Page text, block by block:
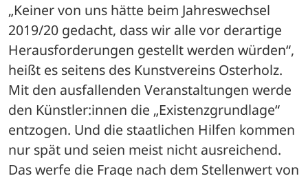
„Keiner von uns hätte beim Jahreswechsel
2019/20 gedacht, dass wir alle vor derartige
Herausforderungen gestellt werden würden“,
heißt es seitens des Kunstvereins Osterholz.
Mit den ausfallenden Veranstaltungen werde
den Künstler:innen die „Existenzgrundlage“
entzogen. Und die staatlichen Hilfen kommen
nur spät und seien meist nicht ausreichend.
Das werfe die Frage nach dem Stellenwert von